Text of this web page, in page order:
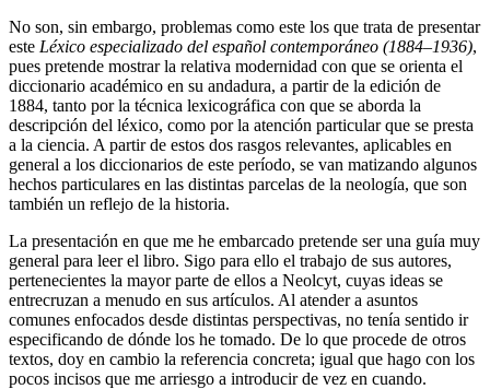
No son, sin embargo, problemas como este los que trata de presentar
este Léxico especializado del español contemporáneo (1884–1936),
pues pretende mostrar la relativa modernidad con que se orienta el
diccionario académico en su andadura, a partir de la edición de
1884, tanto por la técnica lexicográfica con que se aborda la
descripción del léxico, como por la atención particular que se presta
a la ciencia. A partir de estos dos rasgos relevantes, aplicables en
general a los diccionarios de este período, se van matizando algunos
hechos particulares en las distintas parcelas de la neología, que son
también un reflejo de la historia.
La presentación en que me he embarcado pretende ser una guía muy
general para leer el libro. Sigo para ello el trabajo de sus autores,
pertenecientes la mayor parte de ellos a Neolcyt, cuyas ideas se
entrecruzan a menudo en sus artículos. Al atender a asuntos
comunes enfocados desde distintas perspectivas, no tenía sentido ir
especificando de dónde los he tomado. De lo que procede de otros
textos, doy en cambio la referencia concreta; igual que hago con los
pocos incisos que me arriesgo a introducir de vez en cuando.